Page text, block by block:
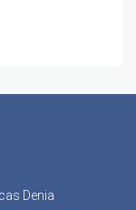
Denia